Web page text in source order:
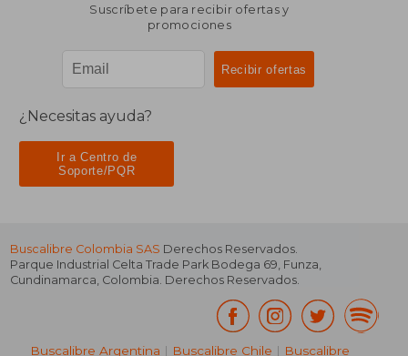
Suscríbete para recibir ofertas y
promociones
¿Necesitas ayuda?
Ir a Centro de
Soporte/PQR
Buscalibre Colombia SAS Derechos Reservados.
Parque Industrial Celta Trade Park Bodega 69 Funza
Cundinamarca Colombia . Derechos Reservados.
Buscalibre Argentina | Buscalibre Chile | Buscalibre